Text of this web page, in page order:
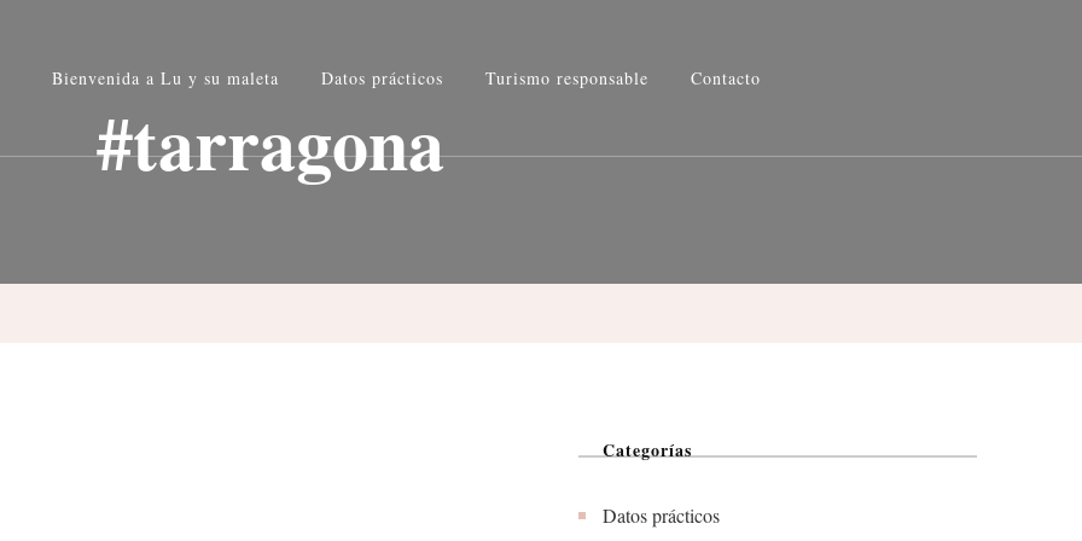
maleta
Bienvenida a Lu y su maleta Datos prácticos Turismo responsable Contacto
#tarragona
Categorías
Datos prácticos